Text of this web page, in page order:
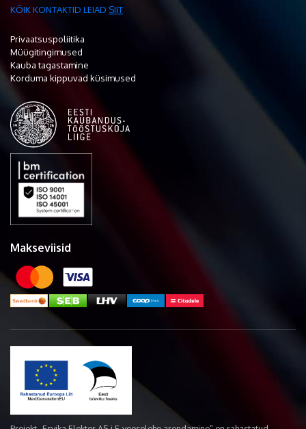
KÕIK KONTAKTID LEIAD SIIT
Privaatsuspoliitika
Müügitingimused
Kauba tagastamine
Korduma kippuvad küsimused
Makseviisid